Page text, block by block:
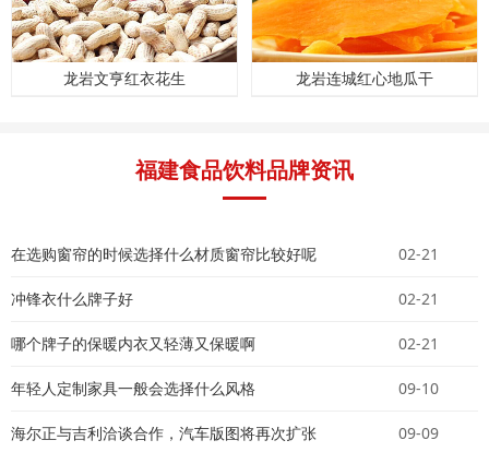
龙岩文亨红衣花生 龙岩连城红心地瓜干
福建食品饮料品牌资讯
在选购窗帘的时候选择什么材质窗帘比较好呢 02-21
冲锋衣什么牌子好 02-21
哪个牌子的保暖内衣又轻薄又保暖啊 02-21
年轻人定制家具一般会选择什么风格 09-10
海尔正与吉利洽谈合作，汽车版图将再次扩张 09-09